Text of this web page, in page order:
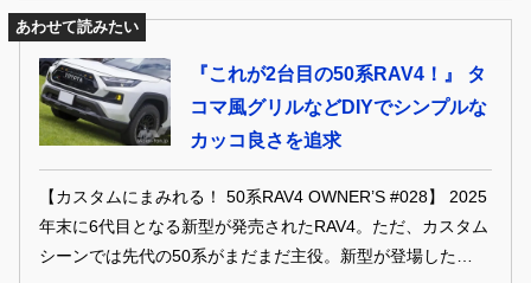
パーツも潤沢だし、これからイジってみるというのも大いに
に誌面に登場した50系RAV4オーナー達の愛車を振り返って
みよう。 ※本記事は2023年発刊『STYLE RV VOL.170 トヨ
タ RAV4 No.4』の記事を再編集したものです。
あわせて読みたい
『これが2台目の50系RAV4！』 タ
コマ風グリルなどDIYでシンプルな
カッコ良さを追求
【カスタムにまみれる！ 50系RAV4 OWNER’S #028】 2025
年末に6代目となる新型が発売されたRAV4。ただ、カスタム
シーンでは先代の50系がまだまだ主役。新型が登場したこと